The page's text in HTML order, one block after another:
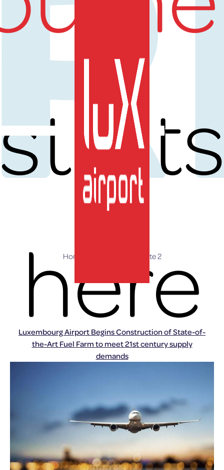
lux-Airport
DE
here
Home Seite 2
Luxembourg Airport Begins Construction of State-of-
the-Art Fuel Farm to meet 21st century supply
demands